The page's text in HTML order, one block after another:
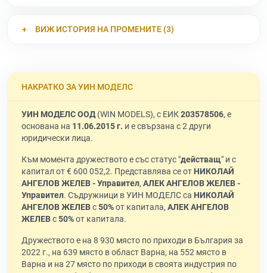
ВИЖ ИСТОРИЯ НА ПРОМЕНИТЕ (3)
НАКРАТКО ЗА УИН МОДЕЛС
УИН МОДЕЛС ООД(WIN MODELS), с ЕИК203578506, е
основана на 11.06.2015 г. и е свързана с 2 други
юридически лица.
Към момента дружеството е със статус "действащ" и с
капитал от € 600 052,2. Представлява се от НИКОЛАЙ
АНГЕЛОВ ЖЕЛЕВ - Управител, АЛЕК АНГЕЛОВ ЖЕЛЕВ -
Управител. Съдружници в УИН МОДЕЛС са НИКОЛАЙ
АНГЕЛОВ ЖЕЛЕВс50%от капитала, АЛЕК АНГЕЛОВ
ЖЕЛЕВс50%от капитала.
Дружеството е на 8 930 място по приходи в България за
2022 г., на 639 място в област Варна, на 552 място в
Варна и на 27 място по приходи в своята индустрия по